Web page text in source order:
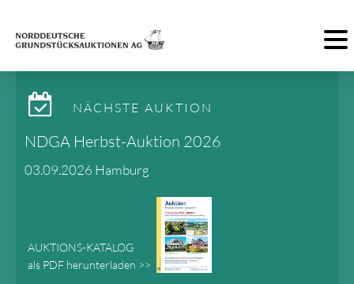
NÄCHSTE AUKTION
NDGA Herbst-Auktion 2026
03.09.2026 Hamburg
AUKTIONS-KATALOG
als PDF herunterladen >>